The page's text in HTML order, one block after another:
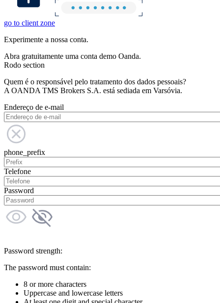
go to client zone
Experimente a nossa conta.
Abra gratuitamente uma conta demo Oanda.
Rodo section
Quem é o responsável pelo tratamento dos dados pessoais?
A OANDA TMS Brokers S.A. está sediada em Varsóvia.
Endereço de e-mail
phone_prefix
Telefone
Password
Password strength:
The password must contain:
8 or more characters
Uppercase and lowercase letters